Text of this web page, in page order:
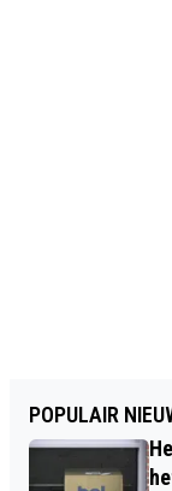
POPULAIR